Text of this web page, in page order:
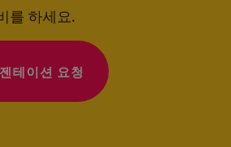
를 하세요.
테이션 요청